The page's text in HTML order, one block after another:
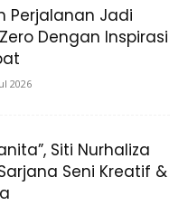
Perjalanan Jadi
Dengan Inspirasi
2026
Siti Nurhaliza
Seni Kreatif &